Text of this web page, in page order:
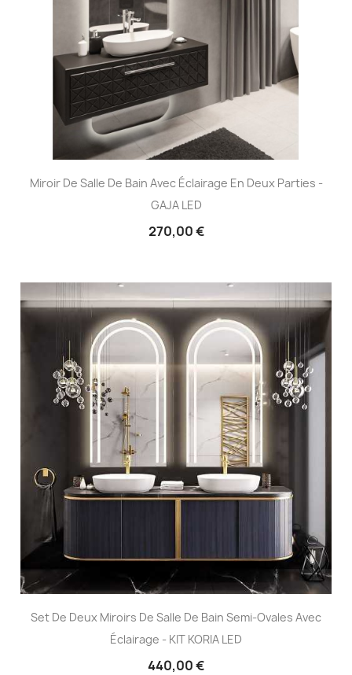
Miroir De Salle De Bain Avec Éclairage En Deux Parties -
GAJA LED
270,00 €
Set De Deux Miroirs De Salle De Bain Semi-Ovales Avec
Éclairage - KIT KORIA LED
440,00 €